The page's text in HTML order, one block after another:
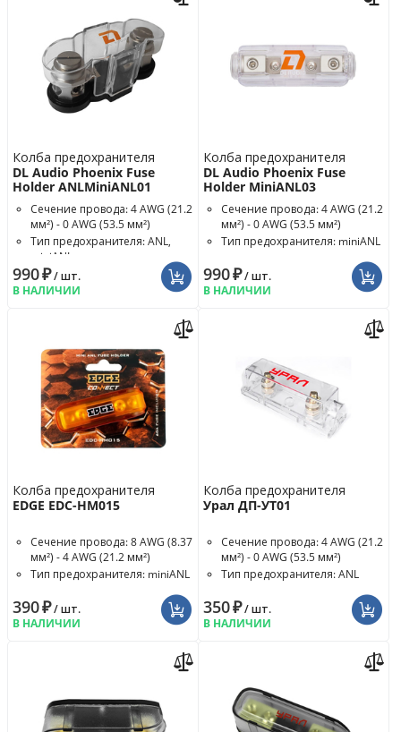
Колба предохранителя
DL Audio Phoenix Fuse
Holder ANLMiniANL01
Сечение провода: 4 AWG (21.2
мм²) - 0 AWG (53.5 мм²)
Тип предохранителя: ANL,
miniANL
990₽/ шт.
В НАЛИЧИИ
Колба предохранителя
DL Audio Phoenix Fuse
Holder MiniANL03
Сечение провода: 4 AWG (21.2
мм²) - 0 AWG (53.5 мм²)
Тип предохранителя: miniANL
990₽/ шт.
В НАЛИЧИИ
Колба предохранителя
EDGE EDC-HM015
Сечение провода: 8 AWG (8.37
мм²) - 4 AWG (21.2 мм²)
Тип предохранителя: miniANL
Номинал предохранителя: 60
A
390₽/ шт.
В НАЛИЧИИ
Колба предохранителя
Урал ДП-УТ01
Сечение провода: 4 AWG (21.2
мм²) - 0 AWG (53.5 мм²)
Тип предохранителя: ANL
350₽/ шт.
В НАЛИЧИИ